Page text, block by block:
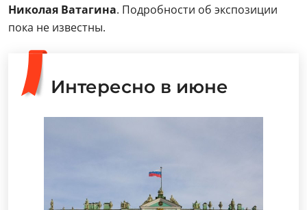
Николая Ватагина. Подробности об экспозиции
пока не известны.
Интересно в июне